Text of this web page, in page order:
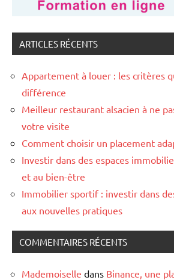
ARTICLES RÉCENTS
Appartement à louer : les critères
différence
Meilleur restaurant alsacien à ne
votre visite
Comment choisir un placement
Investir dans des espaces
et au bien-être
Immobilier sportif : investir dans
aux nouvelles pratiques
COMMENTAIRES RÉCENTS
Mademoiselle dans Binance, une